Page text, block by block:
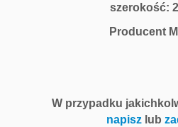
szerokość:
Producent
W przypadku
napiszlub